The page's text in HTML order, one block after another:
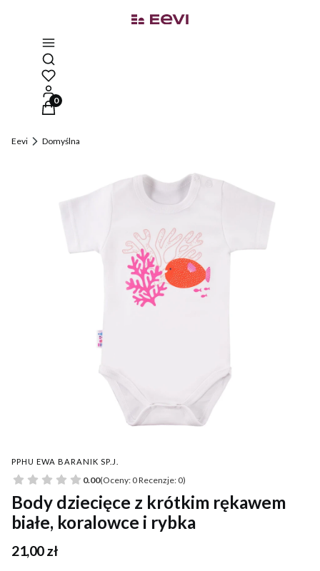
Otwórz wyszukiwarkę
Produkty w koszyku: 0. Zobacz szczegóły
Eevi Domyślna
PPHU EWA BARANIK SP.J.
0.00(Oceny: 0 Recenzje: 0)
Body dziecięce z krótkim rękawem
białe, koralowce i rybka
Cena
21,00 zł